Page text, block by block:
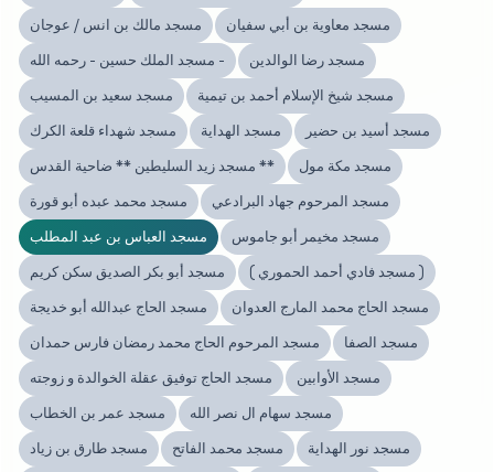
مسجد مالك بن انس / عوجان
مسجد معاوية بن أبي سفيان
مسجد الملك حسين - رحمه الله -
مسجد رضا الوالدين
مسجد سعيد بن المسيب
مسجد شيخ الإسلام أحمد بن تيمية
مسجد شهداء قلعة الكرك
مسجد الهداية
مسجد أسيد بن حضير
مسجد زيد السليطين ** ضاحية القدس **
مسجد مكة مول
مسجد محمد عبده أبو قورة
مسجد المرحوم جهاد البرادعي
مسجد العباس بن عبد المطلب
مسجد مخيمر أبو جاموس
مسجد أبو بكر الصديق سكن كريم
( مسجد فادي أحمد الحموري )
مسجد الحاج عبدالله أبو خديجة
مسجد الحاج محمد المارج العدوان
مسجد المرحوم الحاج محمد رمضان فارس حمدان
مسجد الصفا
مسجد الحاج توفيق عقلة الخوالدة و زوجته
مسجد الأوابين
مسجد عمر بن الخطاب
مسجد سهام ال نصر الله
مسجد طارق بن زياد
مسجد محمد الفاتح
مسجد نور الهداية